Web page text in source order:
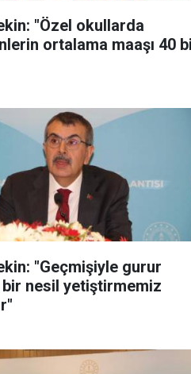
"Özel okullarda
ortalama maaşı 40
"Geçmişiyle gurur
nesil yetiştirmemiz